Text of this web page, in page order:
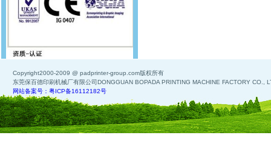
Copyright2000-2009 @ padprinter-group.com版权所有
东莞保百德印刷机械厂有限公司DONGGUAN BOPADA PRINTING MACHINE FACTORY CO.,
网站备案号：粤ICP备16112182号